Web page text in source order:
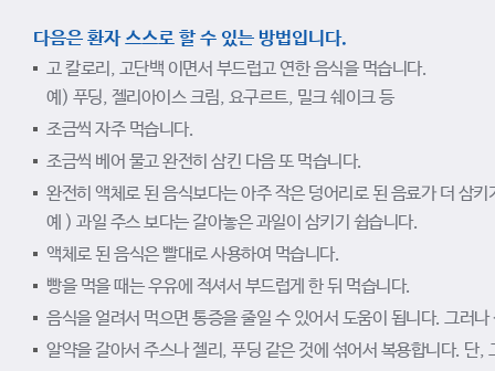
다음은 환자 스스로 할 수 있는 방법입니다.
고 칼로리, 고단백 이면서 부드럽고 연한 음식을 먹습니다.
예) 푸딩, 젤리아이스 크림, 요구르트, 밀크 쉐이크 등
조금씩 자주 먹습니다.
조금씩 베어 물고 완전히 삼킨 다음 또 먹습니다.
완전히 액체로 된 음식보다는 아주 작은 덩어리로 된 음료가 더 삼키
예 ) 과일 주스 보다는 갈아놓은 과일이 삼키기 쉽습니다.
액체로 된 음식은 빨대로 사용하여 먹습니다.
빵을 먹을 때는 우유에 적셔서 부드럽게 한 뒤 먹습니다.
음식을 얼려서 먹으면 통증을 줄일 수 있어서 도움이 됩니다. 그러
알약을 갈아서 주스나 젤리, 푸딩 같은 것에 섞어서 복용합니다. 단